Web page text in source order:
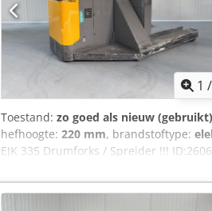
1 /
Toestand: zo goed als nieuw (gebruikt)
hefhoogte: 220 mm, brandstoftype:
EJK 335 Drumforks / Spreider !!!
Umdegmef Capacity:3500 kg
!!!Drumrol / Spreader - Forks